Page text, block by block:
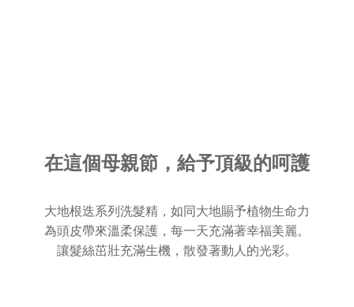
在這個母親節，給予頂級的呵護
大地根迭系列洗髮精，如同大地賜予植物生命力
為頭皮帶來溫柔保護，每一天充滿著幸福美麗。
讓髮絲茁壯充滿生機，散發著動人的光彩。